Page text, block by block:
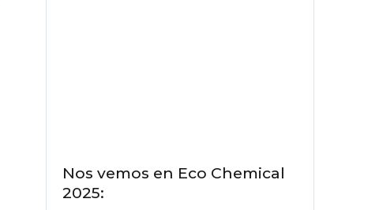
Nos vemos en Eco Chemical
2025: